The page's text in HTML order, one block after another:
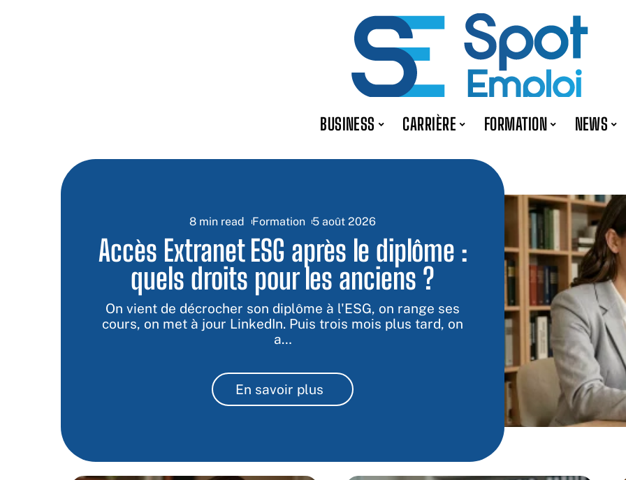
BUSINESS CARRIÈRE FORMATION NEWS
8 min read Formation 5 août 2026
Accès Extranet ESG après le diplôme :
quels droits pour les anciens ?
On vient de décrocher son diplôme à l'ESG, on range ses
cours, on met à jour LinkedIn. Puis trois mois plus tard, on
a…
En savoir plus